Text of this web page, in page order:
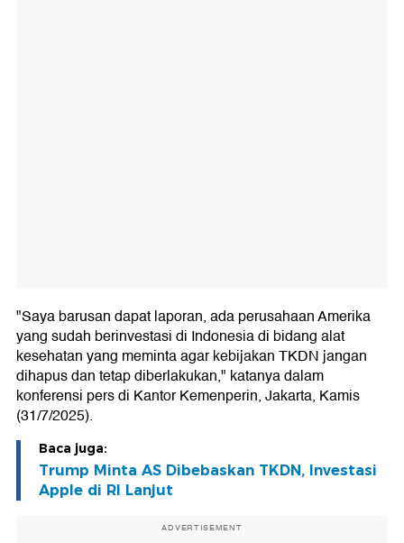
"Saya barusan dapat laporan, ada perusahaan Amerika
yang sudah berinvestasi di Indonesia di bidang alat
kesehatan yang meminta agar kebijakan TKDN jangan
dihapus dan tetap diberlakukan," katanya dalam
konferensi pers di Kantor Kemenperin, Jakarta, Kamis
(31/7/2025).
Baca juga:
Trump Minta AS Dibebaskan TKDN, Investasi
Apple di RI Lanjut
ADVERTISEMENT